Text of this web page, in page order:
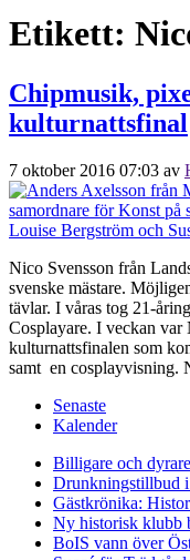
Etikett:
Chipmusik,
kulturnattsfinal
7 oktober 2016 07:03 av
Nico Svensson från
svenske mästare.
tävlar. I våras tog 21-
Cosplayare. I veckan var
kulturnattsfinalen som
samt en cosplayvisning.
Senaste
Kalender
Billigare och
Drunkningstillbud
Gästkrönika:
Ny historisk klubb
BoIS vann över